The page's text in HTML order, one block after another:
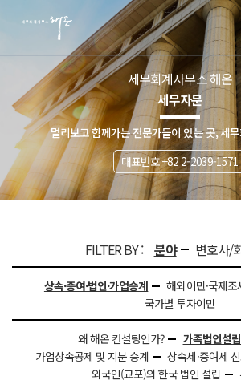
세무회계사무소 해온
세무자문
멀리보고 함께가는 전문가들이 있는 곳, 세
대표번호 +82 2-2039-1571
FILTER BY : 분야 변호사/
상속·증여·법인·가업승계 해외이민·국제조
국가별 투자이민
왜 해온 컨설팅인가?
가족법인설
가업상속공제 및 지분 승계
상속세·증여세
외국인(교포)의 한국 법인 설립